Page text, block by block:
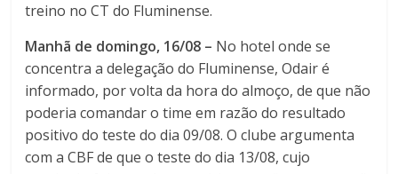
treino no CT do Fluminense.
Manhã de domingo, 16/08 – No hotel onde se
concentra a delegação do Fluminense, Odair é
informado, por volta da hora do almoço, de que não
poderia comandar o time em razão do resultado
positivo do teste do dia 09/08. O clube argumenta
com a CBF de que o teste do dia 13/08, cujo